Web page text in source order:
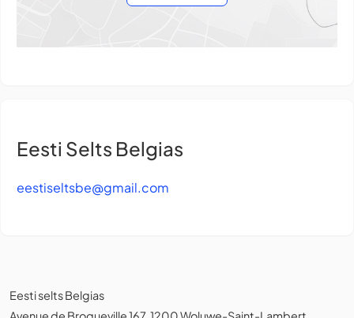
Eesti Selts Belgias
eestiseltsbe@gmail.com
Eesti selts Belgias